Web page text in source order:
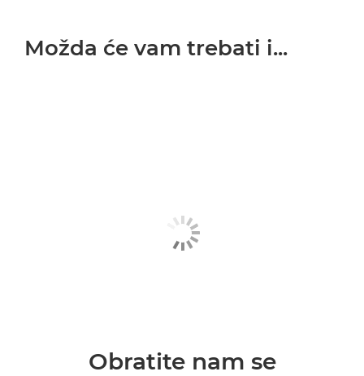
Možda će vam trebati i...
Obratite nam se